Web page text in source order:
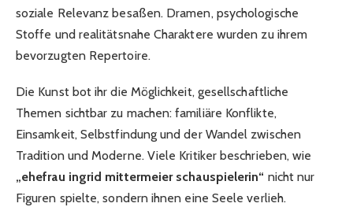
soziale Relevanz besaßen. Dramen, psychologische
Stoffe und realitätsnahe Charaktere wurden zu ihrem
bevorzugten Repertoire.
Die Kunst bot ihr die Möglichkeit, gesellschaftliche
Themen sichtbar zu machen: familiäre Konflikte,
Einsamkeit, Selbstfindung und der Wandel zwischen
Tradition und Moderne. Viele Kritiker beschrieben, wie
„ehefrau ingrid mittermeier schauspielerin“ nicht nur
Figuren spielte, sondern ihnen eine Seele verlieh.